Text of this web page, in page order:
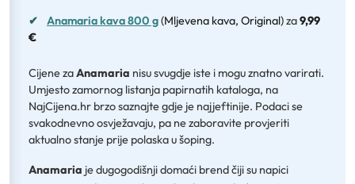
✔ Anamaria kava 800 g(Mljevena kava, Original)za9,99
€
Cijene zaAnamaria nisu svugdje iste i mogu znatno varirati.
Umjesto zamornog listanja papirnatih kataloga, na
NajCijena.hr brzo saznajte gdje je najjeftinije. Podaci se
svakodnevno osvježavaju, pa ne zaboravite provjeriti
aktualno stanje prije polaska u šoping.
Anamaria je dugogodišnji domaći brend čiji su napici